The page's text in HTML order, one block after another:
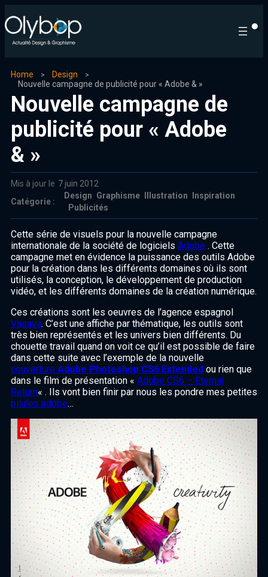
Home
Design
Nouvelle campagne de publicité pour « Adobe & »
Nouvelle campagne de
publicité pour « Adobe
& »
Mis à jour le 7 juin 2012
Catégorie :
Design Graphisme Illustration
Inspiration
Publicités
Cette série de visuels pour la nouvelle campagne
internationale de la société de logiciels Adobe . Cette
campagne met en évidence la puissance des outils Adobe
pour la création dans les différents domaines où ils sont
utilisés, la conception, le développement de production
vidéo, et les différents domaines de la création numérique.
Ces créations sont les oeuvres de l’agence espagnol
Vasava. C’est une affiche par thématique, les outils sont
très bien représentés et les univers bien différents. Du
chouette travail quand on voit ce qu’il est possible de faire
dans cette suite avec l’exemple de la nouvelle
couverture Adobe Photoshop CS6 Extended ou rien que
dans le film de présentation « Adobe CS6 – Eternal
Return« . Ils vont bien finir par nous les pondre mes petites
pilules adobe…